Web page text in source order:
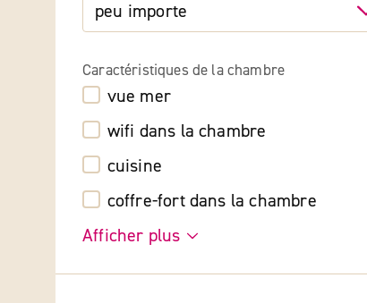
Caractéristiques de la chambre
vue mer
wifi dans la chambre
cuisine
coffre-fort dans la chambre
Afficher plus